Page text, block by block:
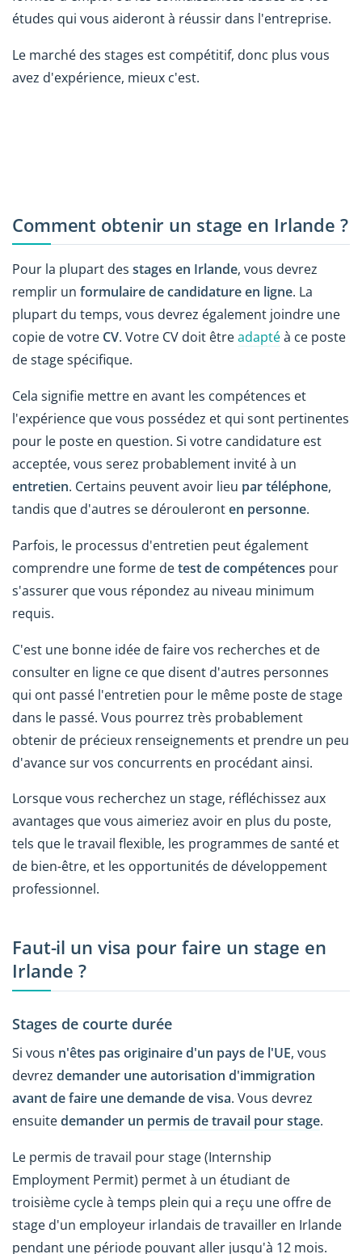
études qui vous aideront à réussir dans l'entreprise.
Le marché des stages est compétitif, donc plus vous
avez d'expérience, mieux c'est.
Comment obtenir un stage en Irlande ?
Pour la plupart des stages en Irlande, vous devrez
remplir un formulaire de candidature en ligne. La
plupart du temps, vous devrez également joindre une
copie de votre CV. Votre CV doit êtreadaptéà ce poste
de stage spécifique.
Cela signifie mettre en avant les compétences et
l'expérience que vous possédez et qui sont pertinentes
pour le poste en question. Si votre candidature est
acceptée, vous serez probablement invité à un
entretien. Certains peuvent avoir lieu par téléphone,
tandis que d'autres se dérouleronten personne.
Parfois, le processus d'entretien peut également
comprendre une forme detest de compétences pour
s'assurer que vous répondez au niveau minimum
requis.
C'est une bonne idée de faire vos recherches et de
consulter en ligne ce que disent d'autres personnes
qui ont passé l'entretien pour le même poste de stage
dans le passé. Vous pourrez très probablement
obtenir de précieux renseignements et prendre un peu
d'avance sur vos concurrents en procédant ainsi.
Lorsque vous recherchez un stage, réfléchissez aux
avantages que vous aimeriez avoir en plus du poste,
tels que le travail flexible, les programmes de santé et
de bien-être, et les opportunités de développement
professionnel.
Faut-il un visa pour faire un stage en
Irlande ?
Stages de courte durée
Si vous n'êtes pas originaire d'un pays de l'UE, vous
devrez demander une autorisation d'immigration
avant de faire une demande de visa. Vous devrez
ensuitedemander un permis de travail pour stage.
Le permis de travail pour stage (Internship
Employment Permit) permet à un étudiant de
troisième cycle à temps plein qui a reçu une offre de
stage d'un employeur irlandais de travailler en Irlande
pendant une période pouvant aller jusqu'à 12 mois.